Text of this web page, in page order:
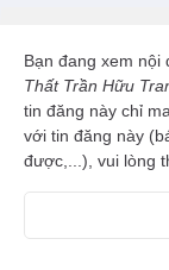
Bạn đang xem nội
Thất Trần Hữu
tin đăng này chỉ
với tin đăng này
được,...), vui lòng